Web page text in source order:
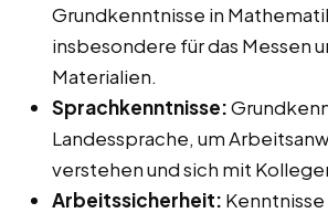
Grundkenntnisse in
insbesondere für das Messen
Materialien.
Sprachkenntnisse:
Landessprache, um
verstehen und sich mit
Arbeitssicherheit: